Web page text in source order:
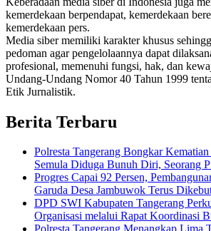
kemerdekaan berpendapat, kemerdekaan
kemerdekaan pers.
Media siber memiliki karakter khusus
pedoman agar pengelolaannya dapat
profesional, memenuhi fungsi, hak, dan
Undang-Undang Nomor 40 Tahun 1999
Etik Jurnalistik.
Berita Terbaru
Polresta Tangerang Bongkar
Semula Diduga Bunuh Diri, Seorang
Progres Capai 92 Persen,
Garuda Desa Jambuwok Terus
DPD SWI Kabupaten Tangerang
Organisasi melalui Rapat Koordinasi